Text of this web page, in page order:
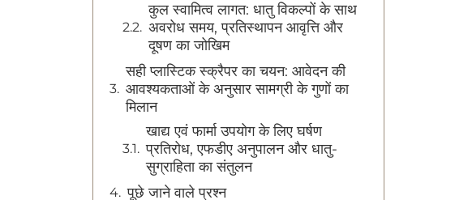
कुल स्वामित्व लागत: धातु विकल्पों के साथ
अवरोध समय, प्रतिस्थापन आवृत्ति और
दूषण का जोखिम
सही प्लास्टिक स्क्रैपर का चयन: आवेदन की
आवश्यकताओं के अनुसार सामग्री के गुणों का
मिलान
खाद्य एवं फार्मा उपयोग के लिए घर्षण
प्रतिरोध, एफडीए अनुपालन और धातु-
सुग्राहिता का संतुलन
पूछे जाने वाले प्रश्न